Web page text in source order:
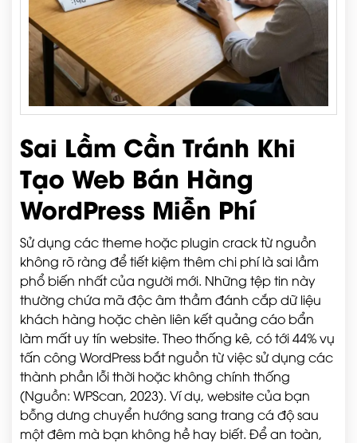
Sai Lầm Cần Tránh Khi
Tạo Web Bán Hàng
WordPress Miễn Phí
Sử dụng các theme hoặc plugin crack từ nguồn
không rõ ràng để tiết kiệm thêm chi phí là sai lầm
phổ biến nhất của người mới. Những tệp tin này
thường chứa mã độc âm thầm đánh cắp dữ liệu
khách hàng hoặc chèn liên kết quảng cáo bẩn
làm mất uy tín website. Theo thống kê, có tới 44% vụ
tấn công WordPress bắt nguồn từ việc sử dụng các
thành phần lỗi thời hoặc không chính thống
(Nguồn: WPScan, 2023). Ví dụ, website của bạn
bỗng dưng chuyển hướng sang trang cá độ sau
một đêm mà bạn không hề hay biết. Để an toàn,